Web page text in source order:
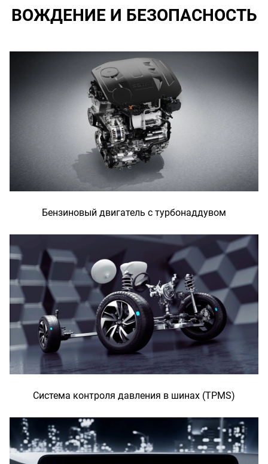
ВОЖДЕНИЕ И БЕЗОПАСНОСТЬ
Бензиновый двигатель с турбонаддувом
Система контроля давления в шинах (TPMS)